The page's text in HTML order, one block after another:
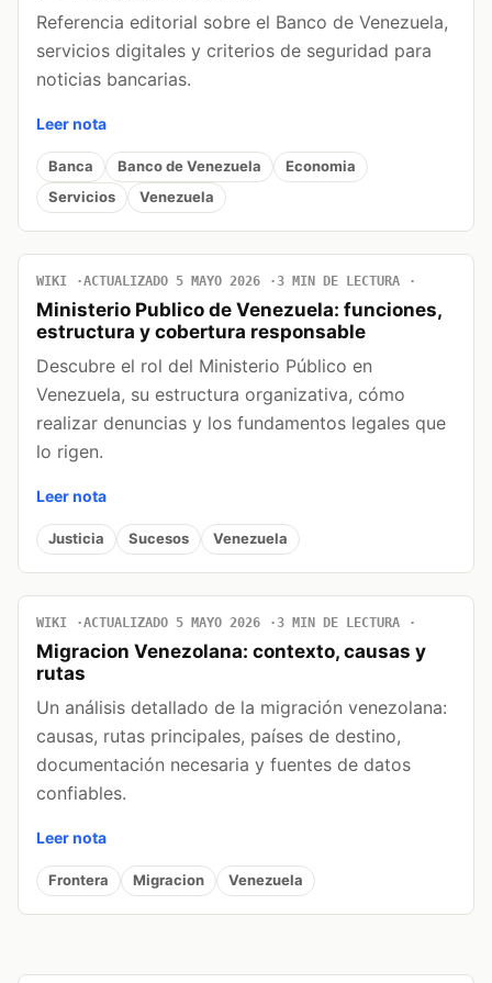
Referencia editorial sobre el Banco de Venezuela,
servicios digitales y criterios de seguridad para
noticias bancarias.
Leer nota
Banca Banco de Venezuela
Economia
Servicios
Venezuela
WIKI ACTUALIZADO 5 MAYO 2026 3 MIN DE LECTURA
Ministerio Publico de Venezuela: funciones,
estructura y cobertura responsable
Descubre el rol del Ministerio Público en
Venezuela, su estructura organizativa, cómo
realizar denuncias y los fundamentos legales que
lo rigen.
Leer nota
Justicia Sucesos Venezuela
WIKI ACTUALIZADO 5 MAYO 2026 3 MIN DE LECTURA
Migracion Venezolana: contexto, causas y
rutas
Un análisis detallado de la migración venezolana:
causas, rutas principales, países de destino,
documentación necesaria y fuentes de datos
confiables.
Leer nota
Frontera Migracion Venezuela